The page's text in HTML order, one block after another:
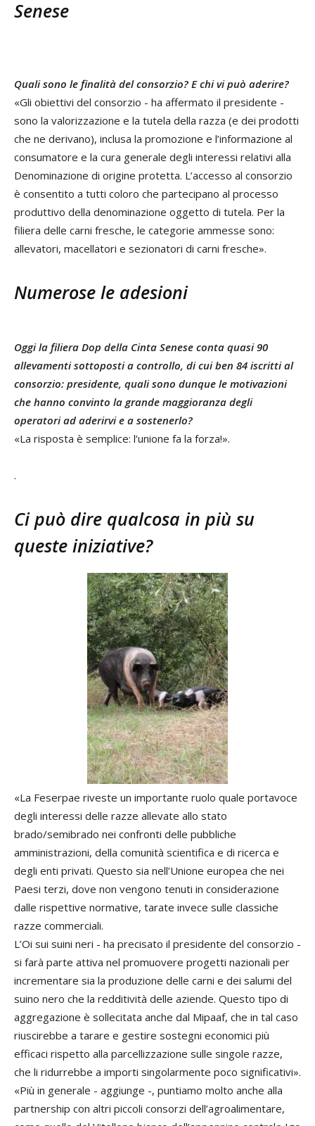
Senese
Quali sono le finalità del consorzio? E chi vi può aderire?
«Gli obiettivi del consorzio - ha affermato il presidente -
sono la valorizzazione e la tutela della razza (e dei prodotti
che ne derivano), inclusa la promozione e l’informazione al
consumatore e la cura generale degli interessi relativi alla
Denominazione di origine protetta. L’accesso al consorzio
è consentito a tutti coloro che partecipano al processo
produttivo della denominazione oggetto di tutela. Per la
filiera delle carni fresche, le categorie ammesse sono:
allevatori, macellatori e sezionatori di carni fresche».
Numerose le adesioni
Oggi la filiera Dop della Cinta Senese conta quasi 90
allevamenti sottoposti a controllo, di cui ben 84 iscritti al
consorzio: presidente, quali sono dunque le motivazioni
che hanno convinto la grande maggioranza degli
operatori ad aderirvi e a sostenerlo?
«La risposta è semplice: l’unione fa la forza!».
.
Ci può dire qualcosa in più su
queste iniziative?
«La Feserpae riveste un importante ruolo quale portavoce
degli interessi delle razze allevate allo stato
brado/semibrado nei confronti delle pubbliche
amministrazioni, della comunità scientifica e di ricerca e
degli enti privati. Questo sia nell’Unione europea che nei
Paesi terzi, dove non vengono tenuti in considerazione
dalle rispettive normative, tarate invece sulle classiche
razze commerciali.
L’Oi sui suini neri - ha precisato il presidente del consorzio -
si farà parte attiva nel promuovere progetti nazionali per
incrementare sia la produzione delle carni e dei salumi del
suino nero che la redditività delle aziende. Questo tipo di
aggregazione è sollecitata anche dal Mipaaf, che in tal caso
riuscirebbe a tarare e gestire sostegni economici più
efficaci rispetto alla parcellizzazione sulle singole razze,
che li ridurrebbe a importi singolarmente poco significativi».
«Più in generale - aggiunge -, puntiamo molto anche alla
partnership con altri piccoli consorzi dell’agroalimentare,